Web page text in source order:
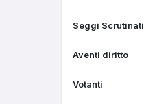
Seggi Scrutinati
Aventi diritto
Votanti